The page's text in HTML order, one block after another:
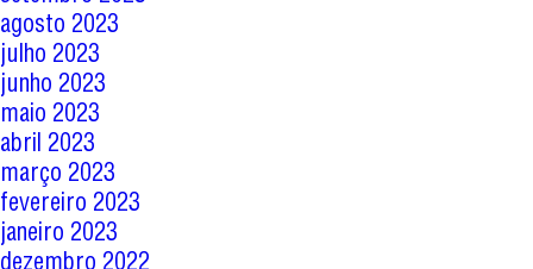
agosto 2023
julho 2023
junho 2023
maio 2023
abril 2023
março 2023
fevereiro 2023
janeiro 2023
dezembro 2022